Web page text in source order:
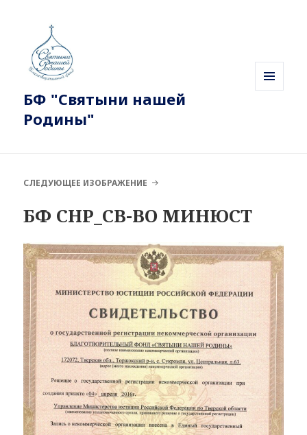
БФ "Святыни нашей
Родины"
СЛЕДУЮЩЕЕ ИЗОБРАЖЕНИЕ
БФ СНР_СВ-ВО МИНЮСТ